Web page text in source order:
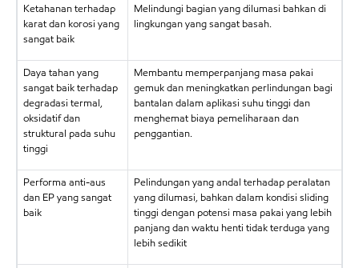
Ketahanan terhadap
karat dan korosi yang
sangat baik
Melindungi bagian yang dilumasi bahkan di
lingkungan yang sangat basah.
Daya tahan yang
sangat baik terhadap
degradasi termal,
oksidatif dan
struktural pada suhu
tinggi
Membantu memperpanjang masa pakai
gemuk dan meningkatkan perlindungan bagi
bantalan dalam aplikasi suhu tinggi dan
menghemat biaya pemeliharaan dan
penggantian.
Performa anti-aus
dan EP yang sangat
baik
Pelindungan yang andal terhadap peralatan
yang dilumasi, bahkan dalam kondisi sliding
tinggi dengan potensi masa pakai yang lebih
panjang dan waktu henti tidak terduga yang
lebih sedikit